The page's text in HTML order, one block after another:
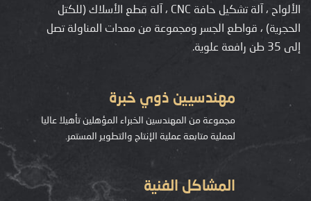
الألواح ، آلة تشكيل حافة CNC ، آلة قطع الأسلاك (للكتل
الحجرية) ، قواطع الجسر ومجموعة من معدات المناولة تصل
إلى 35 طن رافعة علوية.
مهندسيين ذوي خبرة
مجموعة من المهندسين الخبراء المؤهلين تأهيلا عاليا
لعملية متابعة عملية الإنتاج والتطوير المستمر.
المشاكل الفنية